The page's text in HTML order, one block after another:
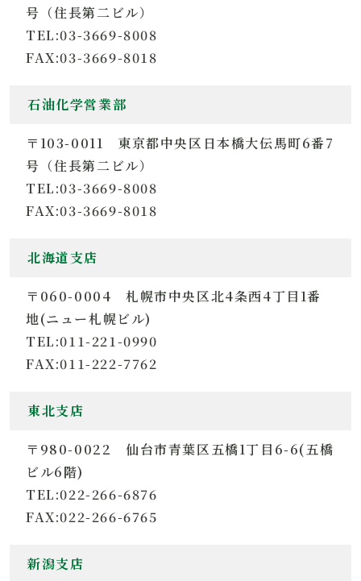
号（住長第二ビル）
TEL:03-3669-8008
FAX:03-3669-8018
石油化学営業部
〒103-0011 東京都中央区日本橋大伝馬町6番7
号（住長第二ビル）
TEL:03-3669-8008
FAX:03-3669-8018
北海道支店
〒060-0004 札幌市中央区北4条西4丁目1番
地(ニュー札幌ビル)
TEL:011-221-0990
FAX:011-222-7762
東北支店
〒980-0022 仙台市青葉区五橋1丁目6-6(五橋
ビル6階)
TEL:022-266-6876
FAX:022-266-6765
新潟支店